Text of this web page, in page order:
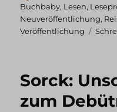
Buchbaby, Lesen,
Neuveröffentlichung,
Veröffentlichung
Sorck:
zum